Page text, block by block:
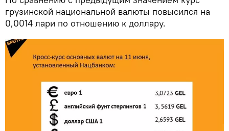
грузинской национальной валюты повысился на
0,0014 лари по отношению к доллару.